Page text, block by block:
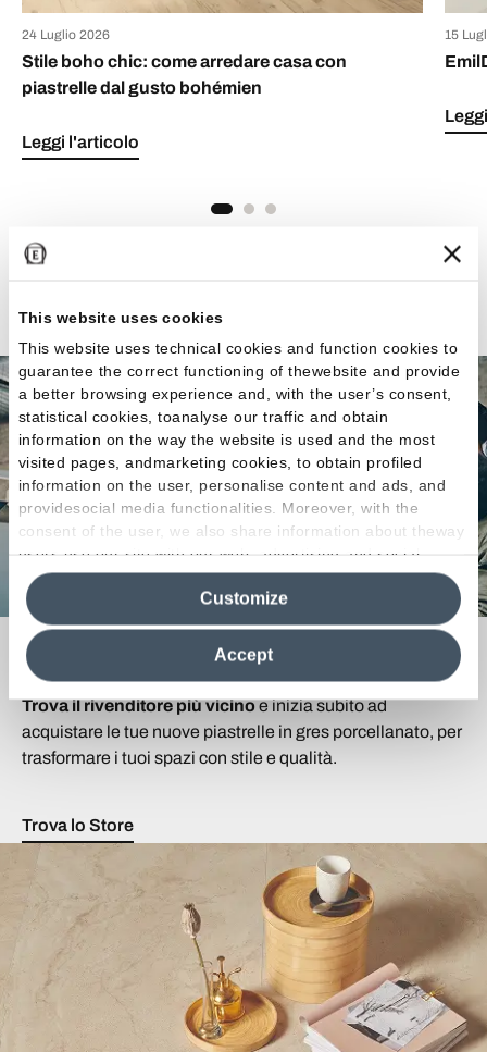
This website uses cookies
This website uses technical cookies and function cookies to
guarantee the correct functioning of thewebsite and provide
a better browsing experience and, with the user’s consent,
statistical cookies, toanalyse our traffic and obtain
information on the way the website is used and the most
visited pages, andmarketing cookies, to obtain profiled
information on the user, personalise content and ads, and
providesocial media functionalities. Moreover, with the
consent of the user, we also share information about theway
users use our site with our web, advertising and social
media analytics partners, who may combine itwith other
information in their possession. By closing this banner,
clicking on "Reject", it will be possible tocontinue browsing
the site after installing only technical cookies. For more
information see the
Cookie Policy
Accept
Customize
24 Luglio 2026
Stile boho chic: come arredare casa con
piastrelle dal gusto bohémien
Leggi l'articolo
15
Cerchi un Rivenditore?
Trova il rivenditore più vicinoe inizia subito ad
acquistare le tue nuove piastrelle in gres porcellanato, per
trasformare i tuoi spazi con stile e qualità.
Trova lo Store